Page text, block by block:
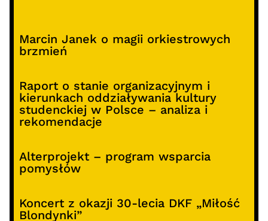
Marcin Janek o magii orkiestrowych
brzmień
Raport o stanie organizacyjnym i
kierunkach oddziaływania kultury
studenckiej w Polsce – analiza i
rekomendacje
Alterprojekt – program wsparcia
pomysłów
Koncert z okazji 30-lecia DKF „Miłość
Blondynki”